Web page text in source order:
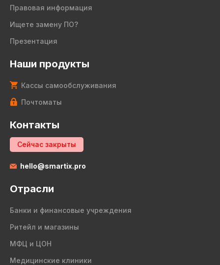
Правовая информация
Ищете замену ПО?
Презентация
Наши продукты
Кассы самообслуживания
Почтоматы
Контакты
Сейчас закрыты
hello@smartix.pro
Отрасли
Банки и финансовые учреждения
Ритейл и магазины
МФЦ и ЦОН
Медицинские клиники